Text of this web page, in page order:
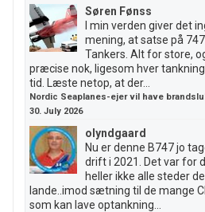
Søren Fønss
I min verden giver det
mening, at satse på
Tankers. Alt for store,
præcise nok, ligesom hver
tid. Læste netop, at der...
Nordic Seaplanes-ejer vil have
30. July 2026
olyndgaard
Nu er denne B747 jo
drift i 2021. Det var for
heller ikke alle steder
lande..imod sætning til de mange
som kan lave optankning...